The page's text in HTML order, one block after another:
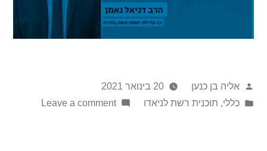
אליה בן כנען
20 בינואר 2021
כללי, תוכנית רשת לניאדו Leave a comment